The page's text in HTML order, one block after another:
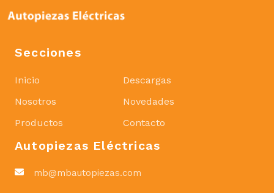
Secciones
Inicio
Nosotros
Productos
Descargas
Novedades
Contacto
Autopiezas Eléctricas
mb@mbautopiezas.com